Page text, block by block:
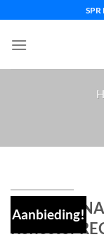
inhoud
Aanbieding!
TIGUAN
Reflector